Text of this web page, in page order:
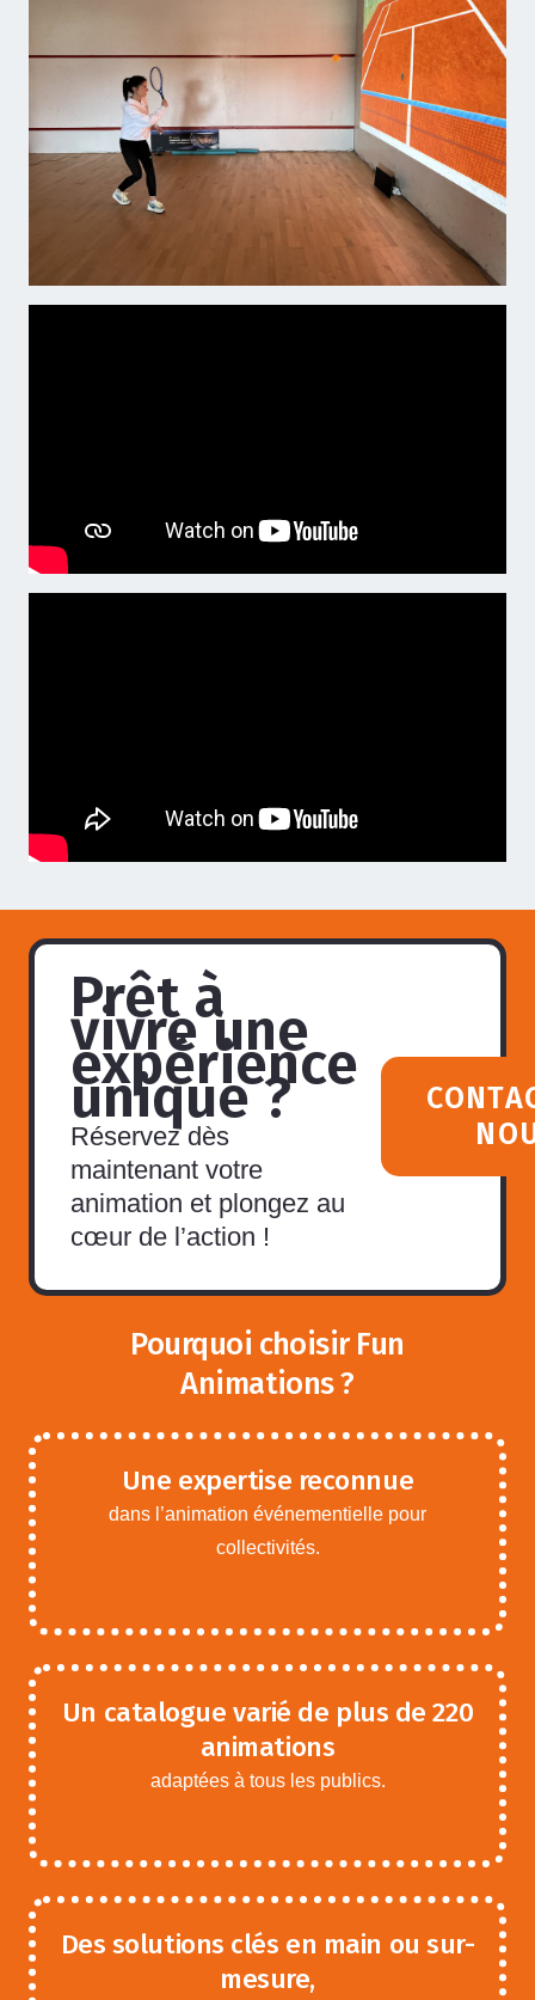
Prêt à
vivre une
expérience
unique ?
Réservez dès
maintenant votre
animation et plongez au
cœur de l’action !
Pourquoi choisir Fun
Animations ?
Une expertise reconnue
dans l’animation événementielle pour
collectivités.
Un catalogue varié de plus de 220
animations
adaptées à tous les publics.
Des solutions clés en main ou sur-
mesure,